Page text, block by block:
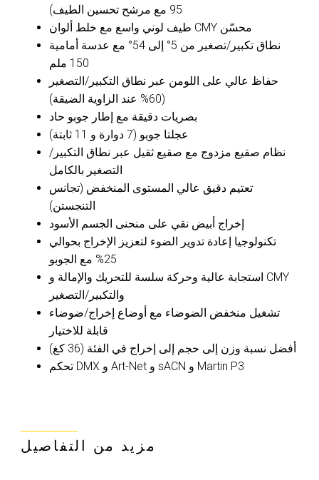
95 مع مرشح تحسين الطيف)
طيف لوني واسع مع خلط ألوان CMY محسّن
نطاق تكبير/تصغير من 5° إلى 54° مع عدسة أمامية
150 ملم
حفاظ عالي على اللومن عبر نطاق التكبير/التصغير
(60% عند الزاوية الضيقة)
بصريات دقيقة مع إطار جوبو حاد
عجلتا جوبو (7 دوارة و 11 ثابتة)
نظام صقيع مزدوج مع صقيع ثقيل عبر نطاق التكبير/
التصغير بالكامل
تعتيم دقيق عالي المستوى المنخفض (تجانس
التنجستن)
إخراج أبيض نقي على منحنى الجسم الأسود
تكنولوجيا إعادة تدوير الضوء لتعزيز الإخراج بحوالي
25% مع الجوبو
استجابة عالية وحركة سلسة للتحريك والإمالة و CMY
والتكبير/التصغير
تشغيل منخفض الضوضاء مع أوضاع إخراج/ضوضاء
قابلة للاختيار
أفضل نسبة وزن إلى حجم إلى إخراج في الفئة (36 كغ)
تحكم DMX و Art-Net و sACN و Martin P3
مزيد من التفاصيل